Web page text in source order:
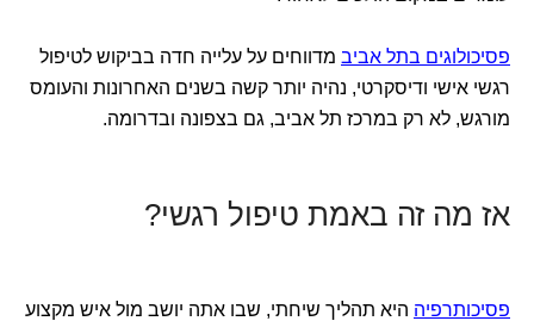
פסיכולוגים בתל אביב מדווחים על עלייה חדה בביקוש לטיפול
רגשי אישי ודיסקרטי, נהיה יותר קשה בשנים האחרונות והעומס
מורגש, לא רק במרכז תל אביב, גם בצפונה ובדרומה.
אז מה זה באמת טיפול רגשי?
פסיכותרפיה היא תהליך שיחתי, שבו אתה יושב מול איש מקצוע